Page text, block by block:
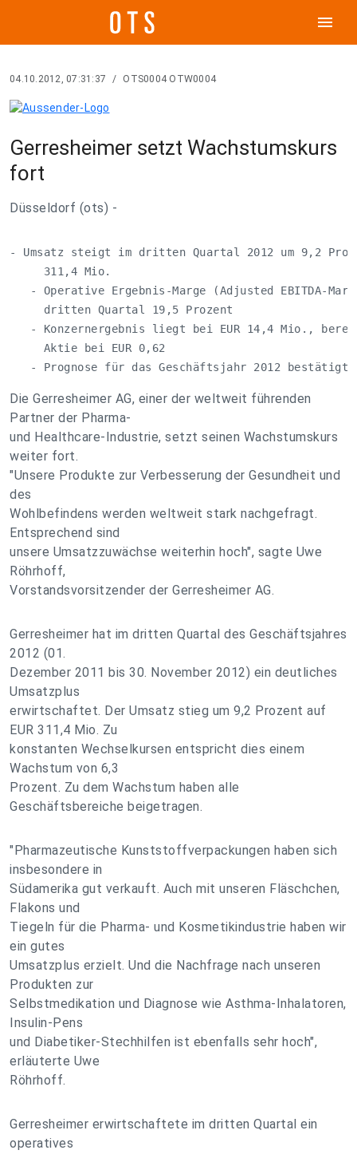
menu
04.10.2012, 07:31:37 / OTS0004 OTW0004
Gerresheimer setzt Wachstumskurs
fort
Düsseldorf (ots) -
- Umsatz steigt im dritten Quartal 2012 um 9,2
     311,4 Mio.
- Operative Ergebnis-Marge (Adjusted EBITDA-
     dritten Quartal 19,5 Prozent
- Konzernergebnis liegt bei EUR 14,4 Mio.,
     Aktie bei EUR 0,62
   - Prognose für das Geschäftsjahr 2012 bestätigt
Die Gerresheimer AG, einer der weltweit führenden
Partner der Pharma-
und Healthcare-Industrie, setzt seinen Wachstumskurs
weiter fort.
"Unsere Produkte zur Verbesserung der Gesundheit und
des
Wohlbefindens werden weltweit stark nachgefragt.
Entsprechend sind
unsere Umsatzzuwächse weiterhin hoch", sagte Uwe
Röhrhoff,
Vorstandsvorsitzender der Gerresheimer AG.
Gerresheimer hat im dritten Quartal des Geschäftsjahres
2012 (01.
Dezember 2011 bis 30. November 2012) ein deutliches
Umsatzplus
erwirtschaftet. Der Umsatz stieg um 9,2 Prozent auf
EUR 311,4 Mio. Zu
konstanten Wechselkursen entspricht dies einem
Wachstum von 6,3
Prozent. Zu dem Wachstum haben alle
Geschäftsbereiche beigetragen.
"Pharmazeutische Kunststoffverpackungen haben sich
insbesondere in
Südamerika gut verkauft. Auch mit unseren Fläschchen,
Flakons und
Tiegeln für die Pharma- und Kosmetikindustrie haben wir
ein gutes
Umsatzplus erzielt. Und die Nachfrage nach unseren
Produkten zur
Selbstmedikation und Diagnose wie Asthma-Inhalatoren,
Insulin-Pens
und Diabetiker-Stechhilfen ist ebenfalls sehr hoch",
erläuterte Uwe
Röhrhoff.
Gerresheimer erwirtschaftete im dritten Quartal ein
operatives